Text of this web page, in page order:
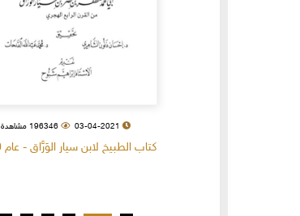
03-04-2021 196346 مشاهدة
كتاب الطبيخ لابن سيار الوَرَّاق - عام 940م